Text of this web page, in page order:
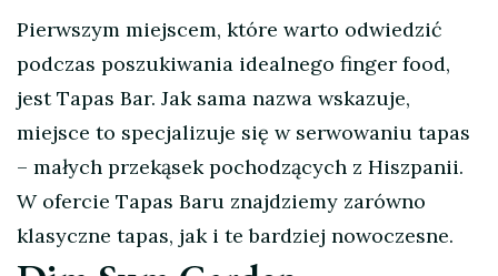
Pierwszym miejscem, które warto odwiedzić
podczas poszukiwania idealnego finger food,
jest Tapas Bar. Jak sama nazwa wskazuje,
miejsce to specjalizuje się w serwowaniu tapas
– małych przekąsek pochodzących z Hiszpanii.
W ofercie Tapas Baru znajdziemy zarówno
klasyczne tapas, jak i te bardziej nowoczesne.